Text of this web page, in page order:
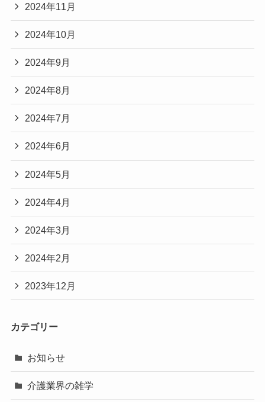
2024年11月
2024年10月
2024年9月
2024年8月
2024年7月
2024年6月
2024年5月
2024年4月
2024年3月
2024年2月
2023年12月
カテゴリー
お知らせ
介護業界の雑学